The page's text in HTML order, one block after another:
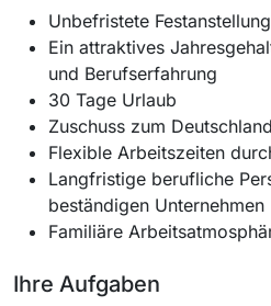
Unbefristete
Ein attraktives
und Berufserfahrung
30 Tage Urlaub
Zuschuss zum
Flexible Arbeitszeiten
Langfristige berufliche
beständigen Unternehmen
Familiäre
Ihre Aufgaben